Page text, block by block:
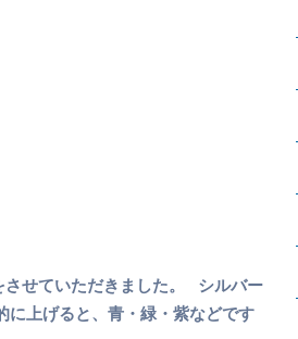
させていただきました。 シルバー
に上げると、青・緑・紫などです